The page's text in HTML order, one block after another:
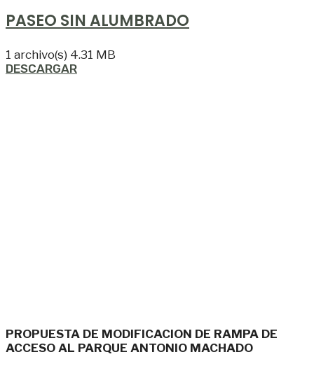
PASEO SIN ALUMBRADO
1 archivo(s) 4.31 MB
DESCARGAR
PROPUESTA DE MODIFICACION DE RAMPA DE
ACCESO AL PARQUE ANTONIO MACHADO